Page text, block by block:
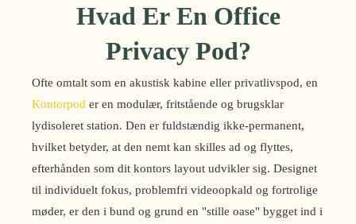
Hvad Er En Office
Privacy Pod?
Ofte omtalt som en akustisk kabine eller privatlivspod, en
Kontorpod er en modulær, fritstående og brugsklar
lydisoleret station. Den er fuldstændig ikke-permanent,
hvilket betyder, at den nemt kan skilles ad og flyttes,
efterhånden som dit kontors layout udvikler sig. Designet
til individuelt fokus, problemfri videoopkald og fortrolige
møder, er den i bund og grund en "stille oase" bygget ind i